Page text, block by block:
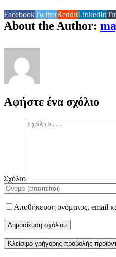
FacebookTwitterRedditLinkedIn
About the Author:
Αφήστε ένα σχόλιο
Σχόλιο
Αποθήκευση ονόματος, email
Κλείσιμο γρήγορης προβολής